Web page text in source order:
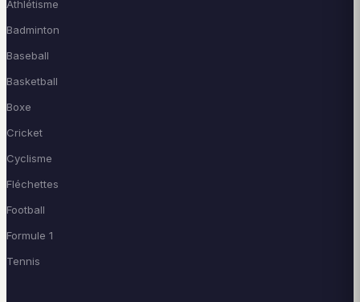
Athlétisme
Badminton
Baseball
Basketball
Boxe
Cricket
Cyclisme
Fléchettes
Football
Formule 1
Tennis